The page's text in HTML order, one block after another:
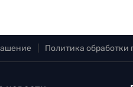
Политика